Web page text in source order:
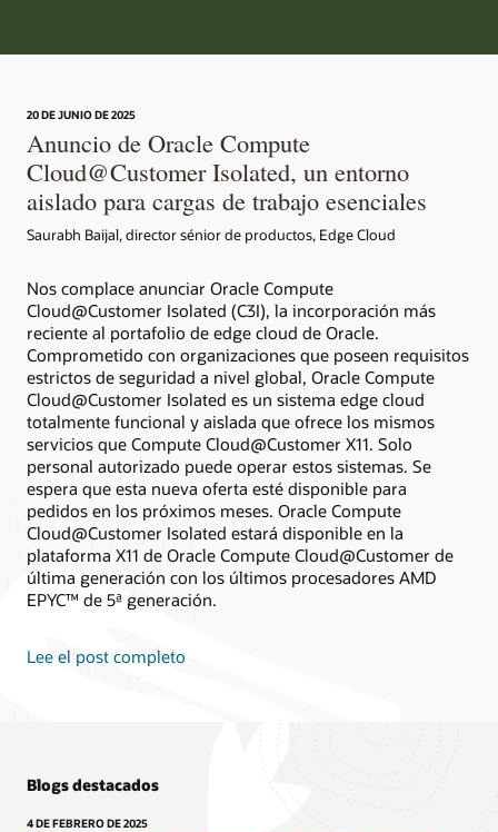
20 DE JUNIO DE 2025
Anuncio de Oracle Compute
Cloud@Customer Isolated, un entorno
aislado para cargas de trabajo esenciales
Saurabh Baijal, director sénior de productos, Edge Cloud
Nos complace anunciar Oracle Compute
Cloud@Customer Isolated (C3I), la incorporación más
reciente al portafolio de edge cloud de Oracle.
Comprometido con organizaciones que poseen requisitos
estrictos de seguridad a nivel global, Oracle Compute
Cloud@Customer Isolated es un sistema edge cloud
totalmente funcional y aislada que ofrece los mismos
servicios que Compute Cloud@Customer X11. Solo
personal autorizado puede operar estos sistemas. Se
espera que esta nueva oferta esté disponible para
pedidos en los próximos meses. Oracle Compute
Cloud@Customer Isolated estará disponible en la
plataforma X11 de Oracle Compute Cloud@Customer de
última generación con los últimos procesadores AMD
EPYC™ de 5ª generación.
Lee el post completo
Blogs destacados
4 DE FEBRERO DE 2025